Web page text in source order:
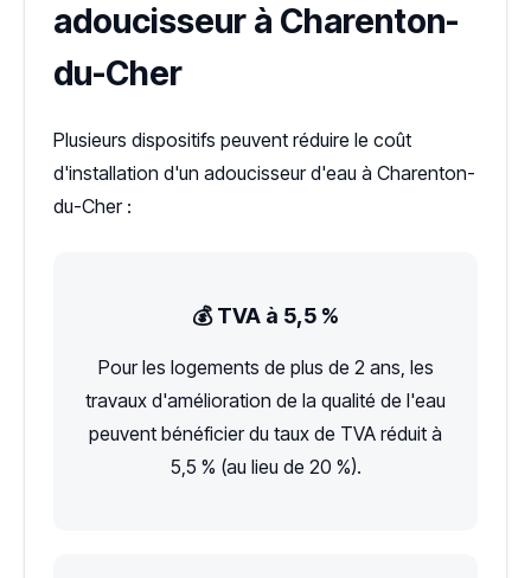
adoucisseur à Charenton-
du-Cher
Plusieurs dispositifs peuvent réduire le coût
d'installation d'un adoucisseur d'eau à Charenton-
du-Cher :
💰 TVA à 5,5 %
Pour les logements de plus de 2 ans, les
travaux d'amélioration de la qualité de l'eau
peuvent bénéficier du taux de TVA réduit à
5,5 % (au lieu de 20 %).